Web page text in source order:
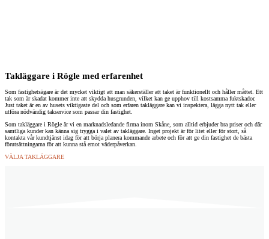
Takläggare i Rögle med erfarenhet
Som fastighetsägare är det mycket viktigt att man säkerställer att taket är funktionellt och håller måttet. Ett
tak som är skadat kommer inte att skydda husgrunden, vilket kan ge upphov till kostsamma fuktskador.
Just taket är en av husets viktigaste del och som erfaren takläggare kan vi inspektera, lägga nytt tak eller
utföra nödvändig takservice som passar din fastighet.
Som takläggare i Rögle är vi en marknadsledande firma inom Skåne, som alltid erbjuder bra priser och där
samtliga kunder kan känna sig trygga i valet av takläggare. Inget projekt är för litet eller för stort, så
kontakta vår kundtjänst idag för att börja planera kommande arbete och för att ge din fastighet de bästa
förutsättningarna för att kunna stå emot väderpåverkan.
VÄLJA TAKLÄGGARE